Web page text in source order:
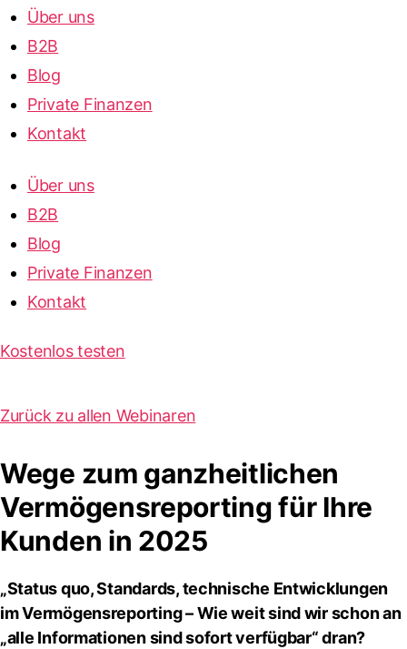
Über uns
B2B
Blog
Private Finanzen
Kontakt
Über uns
B2B
Blog
Private Finanzen
Kontakt
Kostenlos testen
Zurück zu allen Webinaren
Wege zum ganzheitlichen
Vermögensreporting für Ihre
Kunden in 2025
„Status quo, Standards, technische Entwicklungen
im Vermögensreporting – Wie weit sind wir schon an
„alle Informationen sind sofort verfügbar“ dran?